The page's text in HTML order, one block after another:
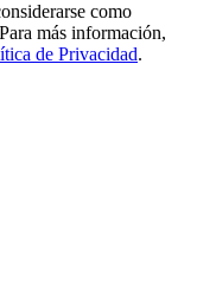
flexibles
como
más información,
de Privacidad.